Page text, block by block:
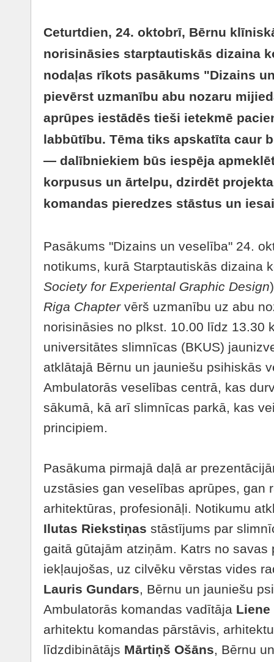
Ceturtdien, 24. oktobrī, Bērnu
norisināsies starptautiskās dizaina
nodaļas rīkots pasākums "Dizains
pievērst uzmanību abu nozaru
aprūpes iestādēs tieši ietekmē
labbūtību. Tēma tiks apskatīta caur
— dalībniekiem būs iespēja
korpusus un ārtelpu, dzirdēt
komandas pieredzes stāstus un
Pasākums "Dizains un veselība" 24.
notikums, kurā Starptautiskās dizaina
Society for Experiental Graphic Design
Riga Chaptervērš uzmanību uz abu
norisināsies no plkst. 10.00 līdz 13.30
universitātes slimnīcas (BKUS)
atklātajā Bērnu un jauniešu psihiskās
Ambulatorās veselības centrā, kas
sākumā, kā arī slimnīcas parkā, kas
principiem.
Pasākuma pirmajā daļā ar
uzstāsies gan veselības aprūpes, gan
arhitektūras, profesionāļi. Notikumu
Ilutas Riekstiņas stāstījums par
gaitā gūtajām atziņām. Katrs no savas
iekļaujošas, uz cilvēku vērstas vides
Lauris Gundars, Bērnu un jauniešu
Ambulatorās komandas vadītāja Liene
arhitektu komandas pārstāvis,
līdzdibinātājs Mārtiņš Ošāns, Bērnu